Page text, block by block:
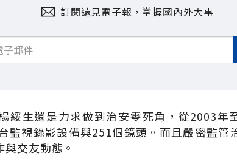
訂閱遠見電子報，掌握國內外大事
綏生還是力求做到治安零死角，從2003年
監視錄影設備與251個鏡頭。而且嚴密監管
交友動態。